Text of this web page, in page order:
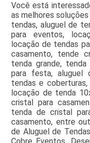
Você está
as melhores
tendas, aluguel de
para eventos,
locação de tendas
casamento, tende
tenda grande,
para festa, aluguel
tendas e
locação de tenda
cristal para
tenda de cristal
casamento, entre
de Aluguel de